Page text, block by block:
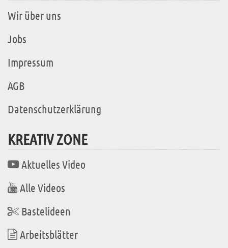
Wir über uns
Jobs
Impressum
AGB
Datenschutzerklärung
KREATIV ZONE
Aktuelles Video
Alle Videos
Bastelideen
Arbeitsblätter